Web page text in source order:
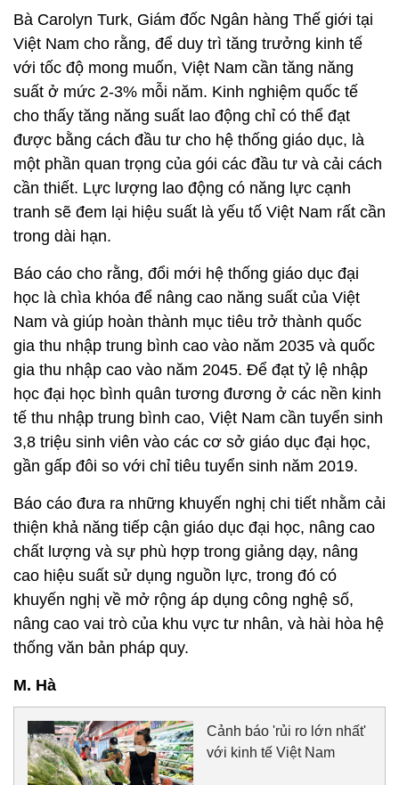
Bà Carolyn Turk, Giám đốc Ngân hàng Thế giới tại
Việt Nam cho rằng, để duy trì tăng trưởng kinh tế
với tốc độ mong muốn, Việt Nam cần tăng năng
suất ở mức 2-3% mỗi năm. Kinh nghiệm quốc tế
cho thấy tăng năng suất lao động chỉ có thể đạt
được bằng cách đầu tư cho hệ thống giáo dục, là
một phần quan trọng của gói các đầu tư và cải cách
cần thiết. Lực lượng lao động có năng lực cạnh
tranh sẽ đem lại hiệu suất là yếu tố Việt Nam rất cần
trong dài hạn.
Báo cáo cho rằng, đổi mới hệ thống giáo dục đại
học là chìa khóa để nâng cao năng suất của Việt
Nam và giúp hoàn thành mục tiêu trở thành quốc
gia thu nhập trung bình cao vào năm 2035 và quốc
gia thu nhập cao vào năm 2045. Để đạt tỷ lệ nhập
học đại học bình quân tương đương ở các nền kinh
tế thu nhập trung bình cao, Việt Nam cần tuyển sinh
3,8 triệu sinh viên vào các cơ sở giáo dục đại học,
gần gấp đôi so với chỉ tiêu tuyển sinh năm 2019.
Báo cáo đưa ra những khuyến nghị chi tiết nhằm cải
thiện khả năng tiếp cận giáo dục đại học, nâng cao
chất lượng và sự phù hợp trong giảng dạy, nâng
cao hiệu suất sử dụng nguồn lực, trong đó có
khuyến nghị về mở rộng áp dụng công nghệ số,
nâng cao vai trò của khu vực tư nhân, và hài hòa hệ
thống văn bản pháp quy.
M. Hà
Cảnh báo 'rủi ro lớn nhất'
với kinh tế Việt Nam